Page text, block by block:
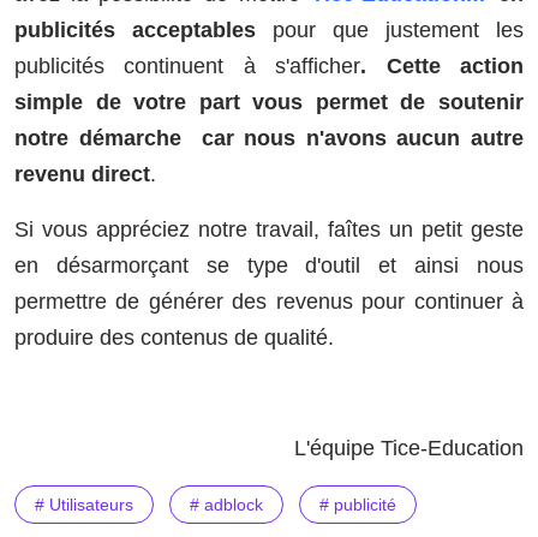
publicités acceptables pour que justement les
publicités continuent à s'afficher. Cette action
simple de votre part vous permet de soutenir
notre démarche car nous n'avons aucun autre
revenu direct.
Si vous appréciez notre travail, faîtes un petit geste
en désarmorçant se type d'outil et ainsi nous
permettre de générer des revenus pour continuer à
produire des contenus de qualité.
L'équipe Tice-Education
# Utilisateurs # adblock # publicité